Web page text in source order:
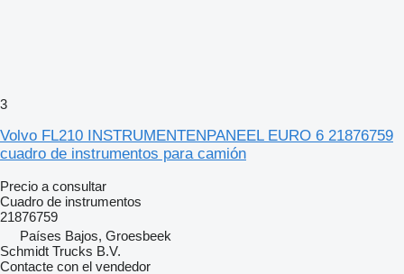
3
Volvo FL210 INSTRUMENTENPANEEL EURO 6 21876759
cuadro de instrumentos para camión
Precio a consultar
Cuadro de instrumentos
21876759
Países Bajos, Groesbeek
Schmidt Trucks B.V.
Contacte con el vendedor